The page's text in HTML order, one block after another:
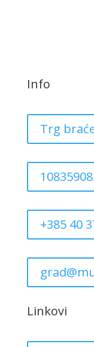
Info
Trg
+385 40
Linkovi